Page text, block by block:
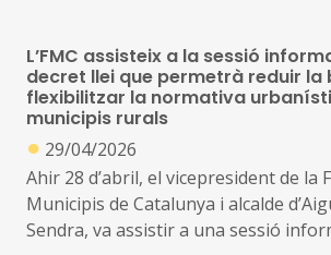
2026 de subvencions
Per parlar de tot això la Federació de
Catalunya ha organitzat una
d’habitatge amb l’objectiu, entre
presentar la proposta impulsada per
analitzar el potencial dels proveïdors
d’habitatge i la necessitat de
aquest model amb un marc normatiu
L’FMC assisteix a la sessió
decret llei que permetrà reduir la
flexibilitzar la normativa
municipis rurals
● 29/04/2026
Ahir 28 d’abril, el vicepresident de la
Municipis de Catalunya i alcalde
Sendra, va assistir a una sessió